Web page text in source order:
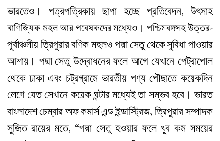
ভারতেও। পত্রপত্রিকায় ছাপা হচ্ছে প্রতিবেদন, উৎসাহ
বাণিজ্যিক মহল আর গবেষকদের মধ্যেও। পশ্চিমবঙ্গসহ উত্তর-
পূর্বাঞ্চলীয় ত্রিপুরার বণিক মহলও পদ্মা সেতু থেকে সুবিধা পাওয়ার
আশায়। পদ্মা সেতু উদ্বোধনের ফলে আগে যেখানে পেট্রাপোল
থেকে ঢাকা এবং চট্রগ্রামে ভারতীয় পণ্য পৌছাতে কয়েকদিন
লেগে যেত সেখানে কয়েক ঘন্টার মধ্যেই তা সম্ভব হবে। ভারত
বাংলাদেশ চেম্বার অফ কমার্স এন্ড ইন্ডাস্ট্রিজ, ত্রিপুরার সম্পাদক
সুজিত রায়ের মতে, “পদ্মা সেতু হওয়ার ফলে খুব কম সময়ের